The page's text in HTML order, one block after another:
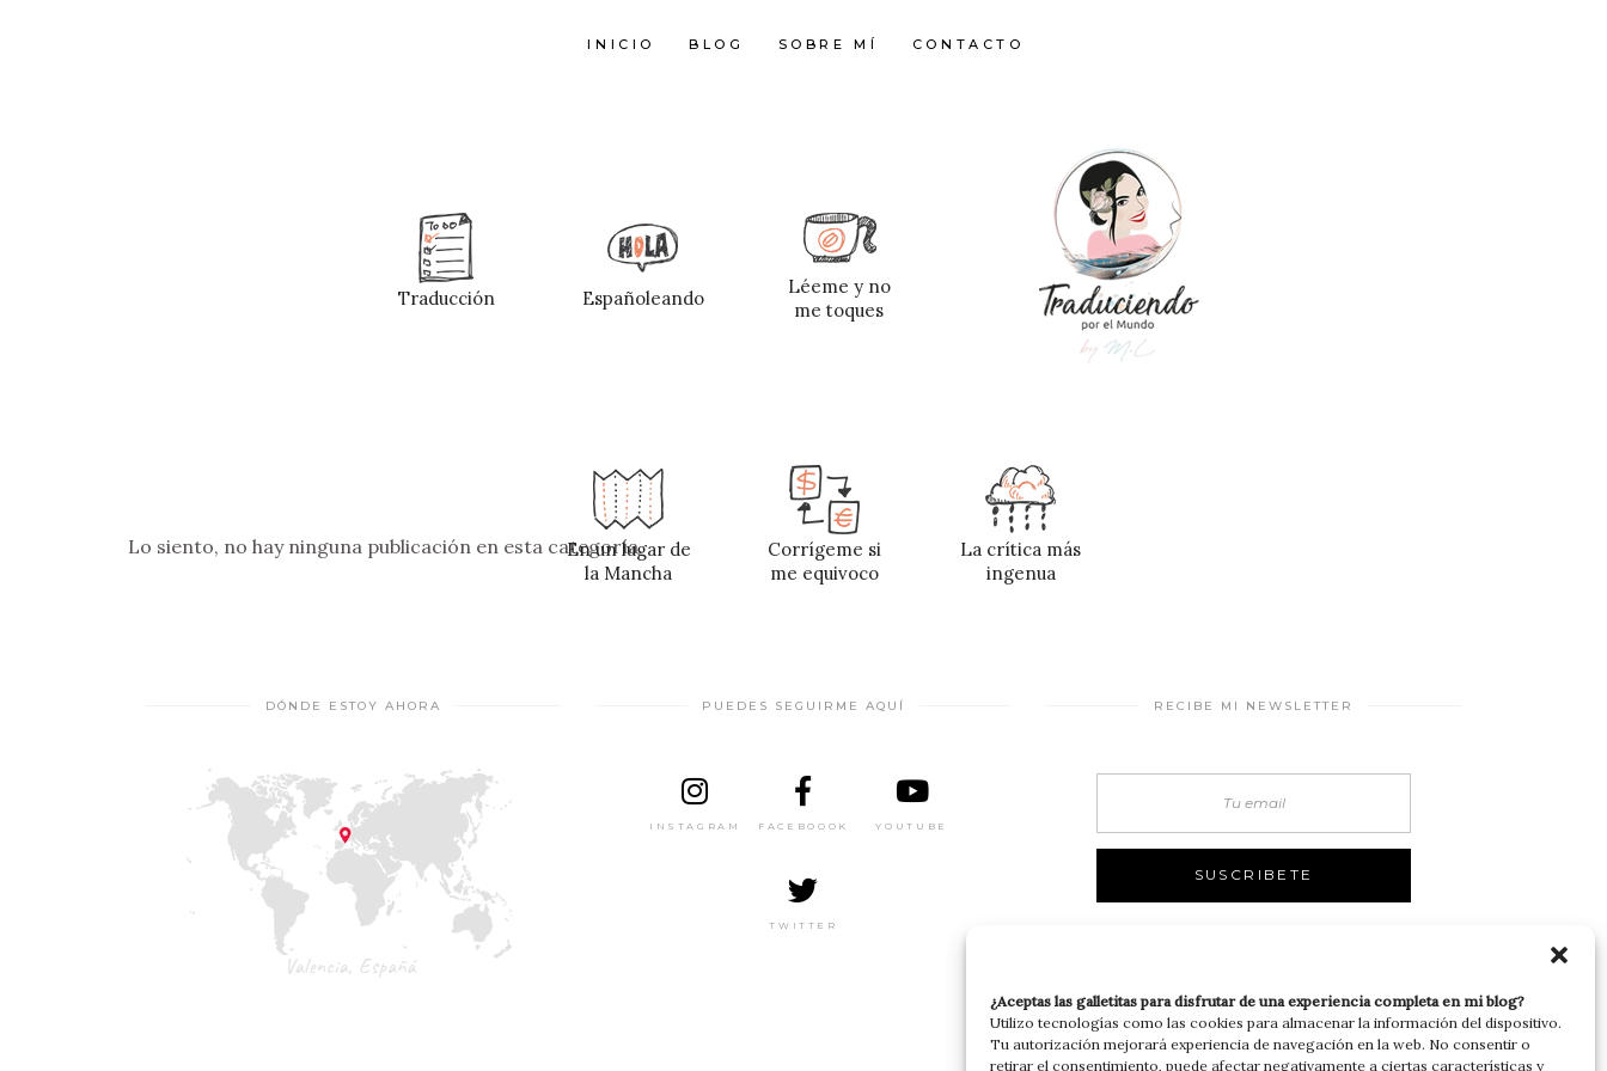
¿Aceptas las galletitas para disfrutar de una experiencia completa en mi blog?
Utilizo tecnologías como las cookies para almacenar la información del dispositivo.
Tu autorización mejorará experiencia de navegación en la web. No consentir o
retirar el consentimiento, puede afectar negativamente a ciertas características y
INICIO BLOG SOBRE MÍ CONTACTO
Traducción Españoleando
Léeme y no
me toques
En un lugar de
la Mancha
Corrígeme si
me equivoco
La crítica más
ingenua
Lo siento, no hay ninguna publicación en esta categoría.
DÓNDE ESTOY AHORA PUEDES SEGUIRME AQUÍ
INSTAGRAM FACEBOOOK YOUTUBE
TWITTER
RECIBE MI NEWSLETTER